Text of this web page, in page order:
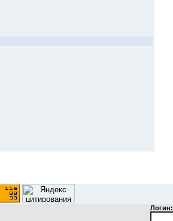
Логин: